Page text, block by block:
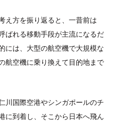
え方を振り返ると、一昔前は
ばれる移動手段が主流になるだ
には、大型の航空機で大規模な
航空機に乗り換えて目的地まで
川国際空港やシンガポールのチ
に到着し、そこから日本へ飛ん